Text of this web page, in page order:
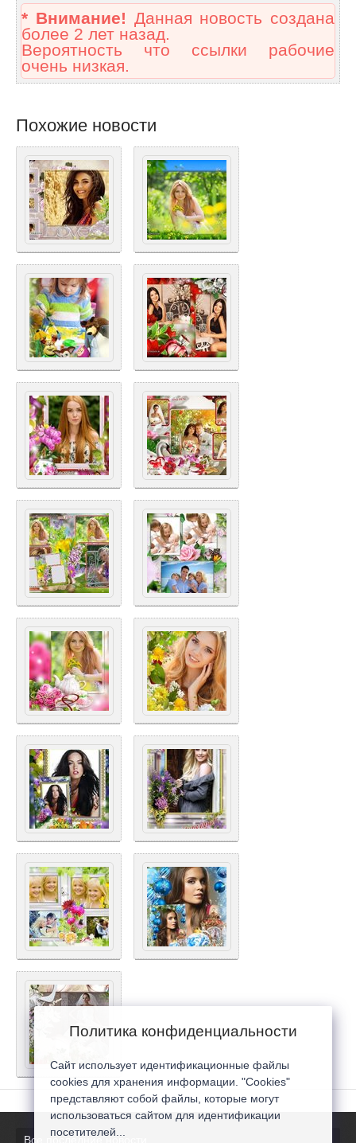
* Внимание! Данная новость создана
более 2 лет назад.
Вероятность что ссылки рабочие
очень низкая.
Похожие новости
Все последние новости
Политика конфиденциальности
Сайт использует идентификационные файлы
cookies для хранения информации. "Cookies"
представляют собой файлы, которые могут
использоваться сайтом для идентификации
посетителей...